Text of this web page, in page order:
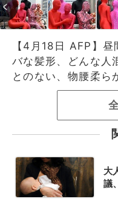
【4月18日 AFP】
バな髪形、どんな人
とのない、物腰柔ら
大
議